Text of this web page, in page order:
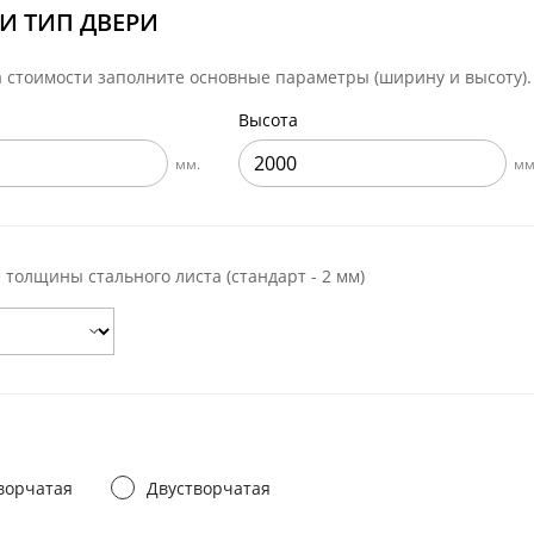
ТИП ДВЕРИ
стоимости заполните основные параметры (ширину и
мм.
Высота
стального листа (стандарт - 2 мм)
Двустворчатая